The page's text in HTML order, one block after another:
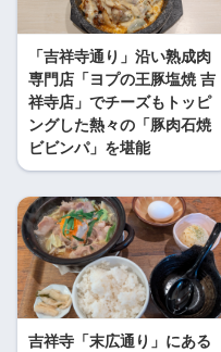
「吉祥寺通り」沿い熟成肉
専門店「ヨプの王豚塩焼 吉
祥寺店」でチーズもトッピ
ングした熱々の「豚肉石焼
ビビンパ」を堪能
吉祥寺「末広通り」にある